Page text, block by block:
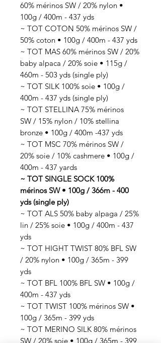
60% mérinos SW / 20% nylon •
100g / 400m - 437 yds
~ TOT COTON 50% mérinos SW /
50% coton • 100g / 400m - 437 yds
~ TOT MAS 60% mérinos SW / 20%
baby alpaca / 20% soie • 115g /
460m - 503 yds (single ply)
~ TOT SILK 100% soie • 100g /
400m - 437 yds (single ply)
~ TOT STELLINA 75% mérinos
SW / 15% nylon / 10% stellina
bronze • 100g / 400m -437 yds
~ TOT MSC 70% mérinos SW /
20% soie / 10% cashmere • 100g /
400m - 437 yards
~ TOT SINGLE SOCK 100%
mérinos SW • 100g / 366m - 400
yds (single ply)
~ TOT ALS 50% baby alpaga / 25%
lin / 25% soie • 100g / 400m - 437
yds
~ TOT HIGHT TWIST 80% BFL SW
/ 20% nylon • 100g / 365m - 399
yds
~ TOT BFL 100% BFL SW • 100g /
400m - 437 yds
~ TOT TWIST 100% mérinos SW •
100g / 365m - 399 yds
~ TOT MERINO SILK 80% mérinos
SW / 20% soie • 100g / 365m - 399